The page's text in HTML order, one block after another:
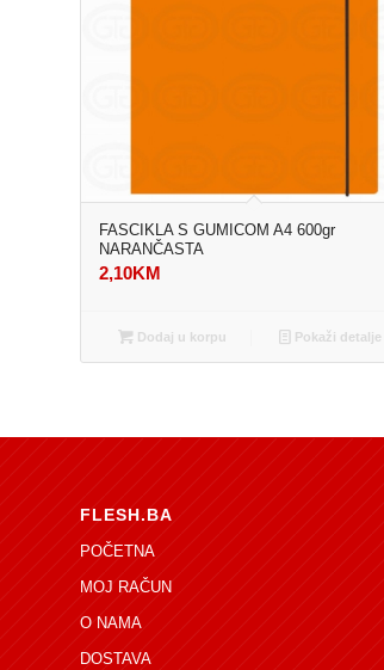
FASCIKLA S GUMICOM A4 600gr
NARANČASTA
2,10KM
Dodaj u korpu Pokaži detalje
FLESH.BA
POČETNA
MOJ RAČUN
O NAMA
DOSTAVA